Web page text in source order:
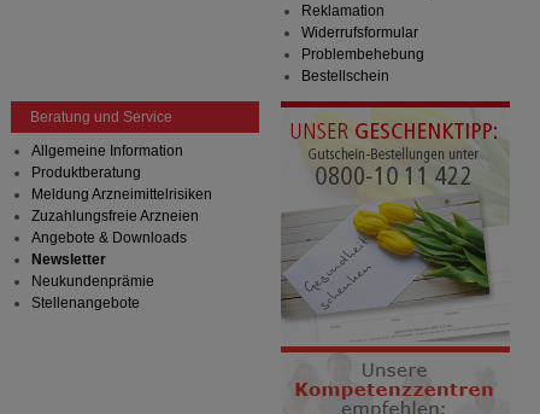
Reklamation
Widerrufsformular
Problembehebung
Bestellschein
Beratung und Service
Allgemeine Information
Produktberatung
Meldung Arzneimittelrisiken
Zuzahlungsfreie Arzneien
Angebote & Downloads
Newsletter
Neukundenprämie
Stellenangebote